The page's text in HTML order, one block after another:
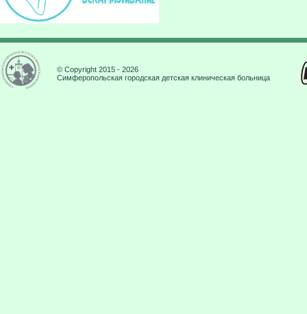
© Copyright 2015 - 2026
Симферопольская городская детская клиническая больница